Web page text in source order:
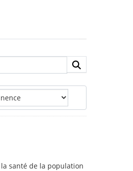
santé de la population